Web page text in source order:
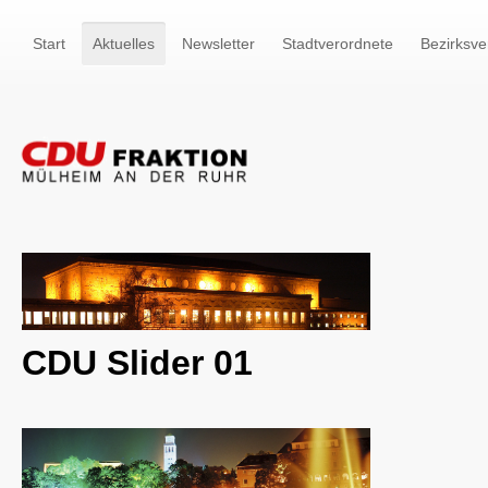
Start Aktuelles Newsletter Stadtverordnete
CDU Slider 01